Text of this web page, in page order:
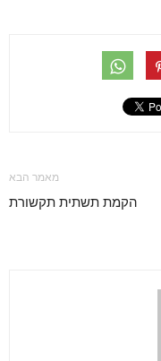
מאמר הבא
הקמת תשתית תקשורת